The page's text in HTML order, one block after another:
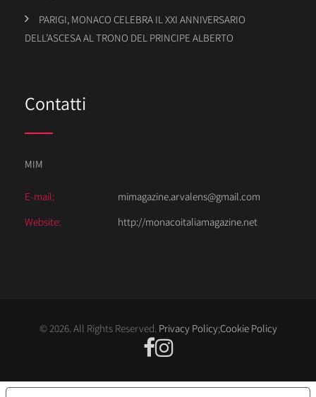
PARIGI, MONACO CELEBRA IL XXI ANNIVERSARIO
DELL’ASCESA AL TRONO DEL PRINCIPE ALBERTO
Contatti
MIM
E-mail:
mimagazine.arvalens@gmail.com
Website:
http://monacoitaliamagazine.net
© 2026. All Rights Reserved. Privacy Policy;Cookie Policy